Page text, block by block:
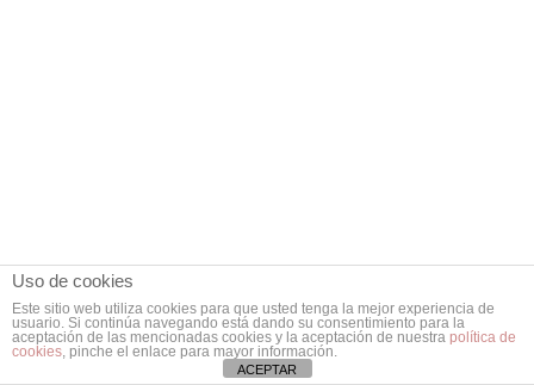
Uso de cookies
Este sitio web utiliza cookies para que usted tenga la mejor experiencia de
usuario. Si continúa navegando está dando su consentimiento para la
aceptación de las mencionadas cookies y la aceptación de nuestra política de
cookies, pinche el enlace para mayor información.
ACEPTAR